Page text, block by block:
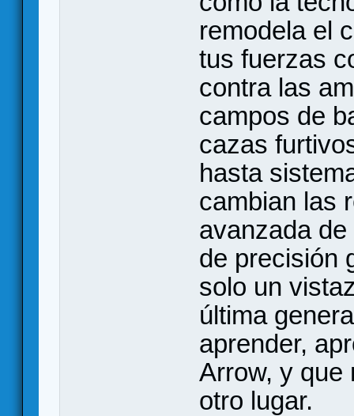
remodela el
tus fuerzas
contra las
campos de
cazas
hasta
cambian las
avanzada
de precisión
solo un
última
aprender,
Arrow, y que
otro lugar.